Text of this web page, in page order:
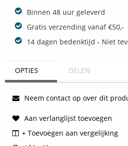
Binnen 48 uur geleverd
Gratis verzending vanaf €50,-
14 dagen bedenktijd - Niet
OPTIES DELEN
Neem contact op over dit
Aan verlanglijst toevoegen
+ Toevoegen aan vergelijking